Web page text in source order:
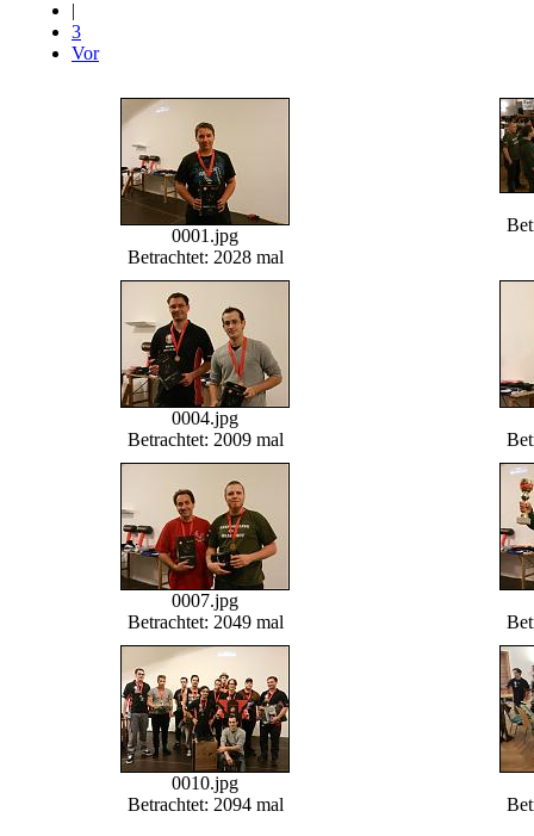
|
3
Vor
0001.jpg
Betrachtet: 2028 mal
0004.jpg
Betrachtet: 2009 mal
0007.jpg
Betrachtet: 2049 mal
0010.jpg
Betrachtet: 2094 mal